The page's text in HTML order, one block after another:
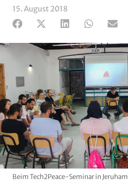
15. August 2018
Beim Tech2Peace-Seminar in Jeruham